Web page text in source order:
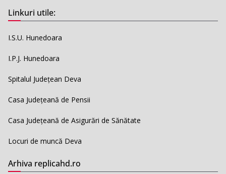
Linkuri utile:
I.S.U. Hunedoara
I.P.J. Hunedoara
Spitalul Județean Deva
Casa Județeană de Pensii
Casa Județeană de Asigurări de Sănătate
Locuri de muncă Deva
Arhiva replicahd.ro